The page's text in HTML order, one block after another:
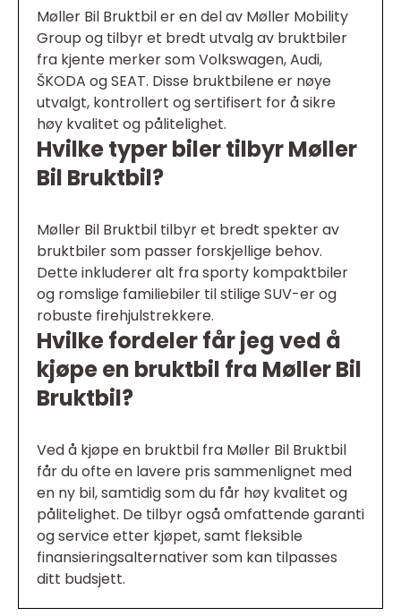
Møller Bil Bruktbil er en del av Møller Mobility
Group og tilbyr et bredt utvalg av bruktbiler
fra kjente merker som Volkswagen, Audi,
ŠKODA og SEAT. Disse bruktbilene er nøye
utvalgt, kontrollert og sertifisert for å sikre
høy kvalitet og pålitelighet.
Hvilke typer biler tilbyr Møller
Bil Bruktbil?
Møller Bil Bruktbil tilbyr et bredt spekter av
bruktbiler som passer forskjellige behov.
Dette inkluderer alt fra sporty kompaktbiler
og romslige familiebiler til stilige SUV-er og
robuste firehjulstrekkere.
Hvilke fordeler får jeg ved å
kjøpe en bruktbil fra Møller Bil
Bruktbil?
Ved å kjøpe en bruktbil fra Møller Bil Bruktbil
får du ofte en lavere pris sammenlignet med
en ny bil, samtidig som du får høy kvalitet og
pålitelighet. De tilbyr også omfattende garanti
og service etter kjøpet, samt fleksible
finansieringsalternativer som kan tilpasses
ditt budsjett.